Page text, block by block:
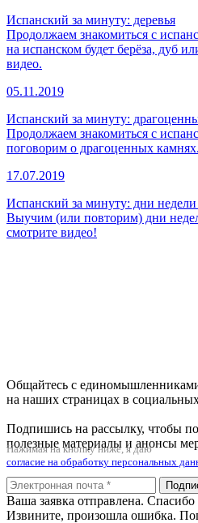
Испанский за минуту: деревья
Продолжаем знакомиться с
на испанском будет берёза, дуб
видео.
05.11.2019
Испанский за минуту:
Продолжаем знакомиться с
поговорим о драгоценных камнях.
17.07.2019
Испанский за минуту: дни
Выучим (или повторим) дни
смотрите видео!
Общайтесь с
на наших страницах в
Подпишись на рассылку, чтобы
полезные материалы и анонсы
Нажимая на кнопку ниже, я даю
согласие на обработку персональных
Ваша заявка отправлена. Спасибо
Извините, произошла ошибка.